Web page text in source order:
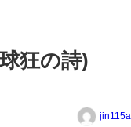
狂の詩)
jin115a